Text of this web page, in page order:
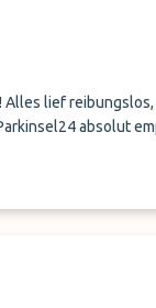
Alles lief
absolut